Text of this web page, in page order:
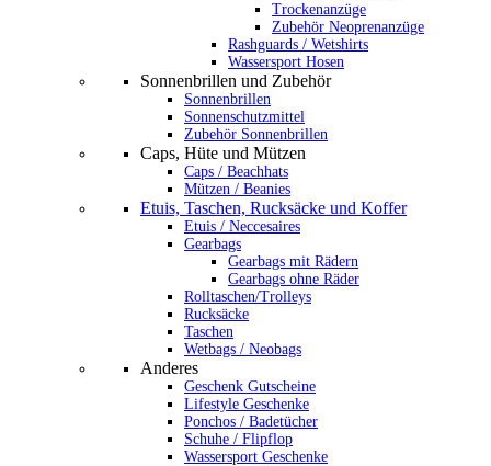
Trockenanzüge
Zubehör Neoprenanzüge
Rashguards / Wetshirts
Wassersport Hosen
Sonnenbrillen und Zubehör
Sonnenbrillen
Sonnenschutzmittel
Zubehör Sonnenbrillen
Caps, Hüte und Mützen
Caps / Beachhats
Mützen / Beanies
Etuis, Taschen, Rucksäcke und Koffer
Etuis / Neccesaires
Gearbags
Gearbags mit Rädern
Gearbags ohne Räder
Rolltaschen/Trolleys
Rucksäcke
Taschen
Wetbags / Neobags
Anderes
Geschenk Gutscheine
Lifestyle Geschenke
Ponchos / Badetücher
Schuhe / Flipflop
Wassersport Geschenke